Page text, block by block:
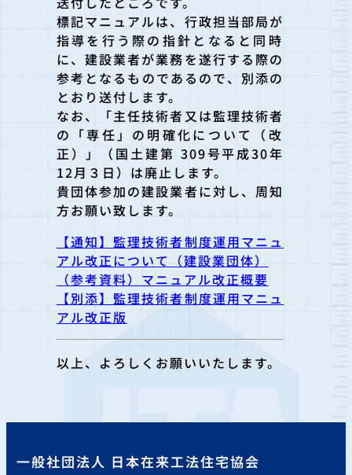
標記マニュアルは、行政担当部局が
指導を行う際の指針となると同 時
に、建設業者が業務を遂行する際の
参考となるものであるので、別添の
とおり送付 します。
なお、「主任技術者又は監理技術者
の「専任」の明確化について（ 改
正）」（国土建第 309号平成30年
12月３日）は廃止します。
貴団体参加の建設業者に対し、周知
方お願い致します。
【通知】監理技術者制度運用マニュ
アル改正について（建設業団体）
（参考資料）マニュアル改正概要
【別添】監理技術者制度運用マニュ
アル改正版
以上、よろしくお願いいたします。
一般社団法人 日本在来工法住宅協会